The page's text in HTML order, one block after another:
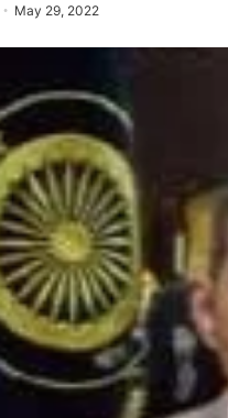
May 29, 2022